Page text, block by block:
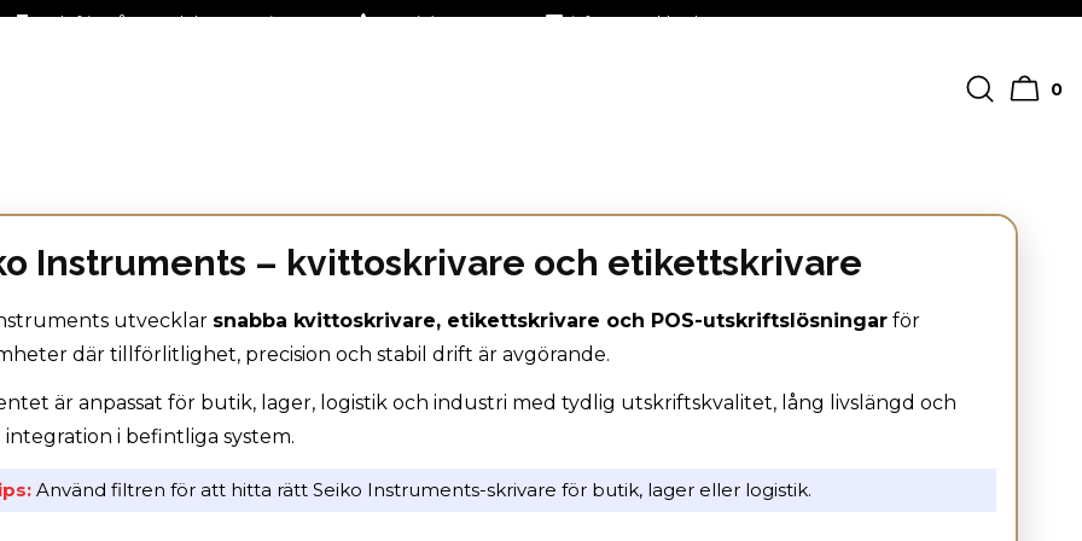
Fraktfritt på stora delar av sortimentet +46 (0)31-27 42 30 info@streckkodscenter.se
0
Instruments – kvittoskrivare och etikettskrivare
utvecklar snabba kvittoskrivare, etikettskrivare och POS-utskriftslösningar för
där tillförlitlighet, precision och stabil drift är avgörande.
är anpassat för butik, lager, logistik och industri med tydlig utskriftskvalitet, lång livslängd och
integration i befintliga system.
Använd filtren för att hitta rätt Seiko Instruments-skrivare för butik, lager eller logistik.